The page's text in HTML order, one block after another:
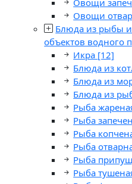
Овощи
Блюда из рыбы
объектов водного
Икра [12]
Блюда из
Блюда из
Блюда из
Рыба
Рыба
Рыба
Рыба
Рыба
Рыба